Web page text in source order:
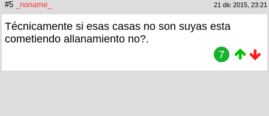
#5 _noname_ 21 dic 2015, 23:21
Técnicamente si esas casas no son suyas esta
cometiendo allanamiento no?.
7